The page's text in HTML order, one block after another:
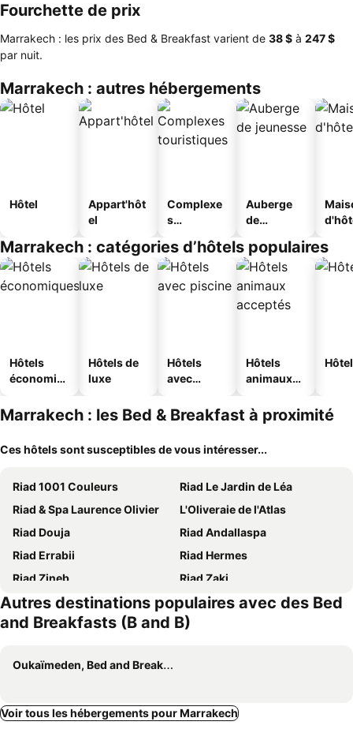
Fourchette de prix
Marrakech : les prix des Bed & Breakfast varient de ‎38 $ à ‎247 $
par nuit.
Marrakech : autres hébergements
Hôtel
Appart'hôt
el
Complexe
s
s
Auberge
de
Marrakech : catégories d’hôtels populaires
Hôtels
économiq
Hôtels de
luxe
Hôtels
avec
Hôtels
animaux
Marrakech : les Bed & Breakfast à proximité
Ces hôtels sont susceptibles de vous intéresser...
Riad 1001 Couleurs
Riad Le Jardin de Léa
Riad & Spa Laurence Olivier
L'Oliveraie de l'Atlas
Riad Douja
Riad Andallaspa
Riad Errabii
Riad Hermes
Riad Zineb
Riad Zaki
Riad Marraplace
Riad Mounir
La Maison de Marrakech
Riad Couleurs du Sud
Riad Ibiza Star
Riad Oussari
Riad Dar Attika
Autres destinations populaires avec des Bed
and Breakfasts (B and B)
Oukaïmeden, Bed and Breakfasts (B and B)
Voir tous les hébergements pour Marrakech